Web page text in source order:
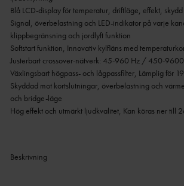
Blå LCD-display för temperatur, driftläge, effekt,
Signal, överbelastning och LED-indikator på varje
klippbegränsning och jordlyft funktion
Softstart funktion, Innovativ kylfläns med
Justerbart crossover-nätverk: 45-960 Hz / 450-
Växlingsbart högpass- och lågpassfilter, Lämplig för
Skyddad mot kortslutningar, överbelastning och
och bridge-läge
Hög effekt och utmärkt ljudkvalitet, Kan köras ner till
Beskrivning